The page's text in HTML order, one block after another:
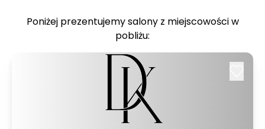
Poniżej prezentujemy salony z miejscowości w
pobliżu: